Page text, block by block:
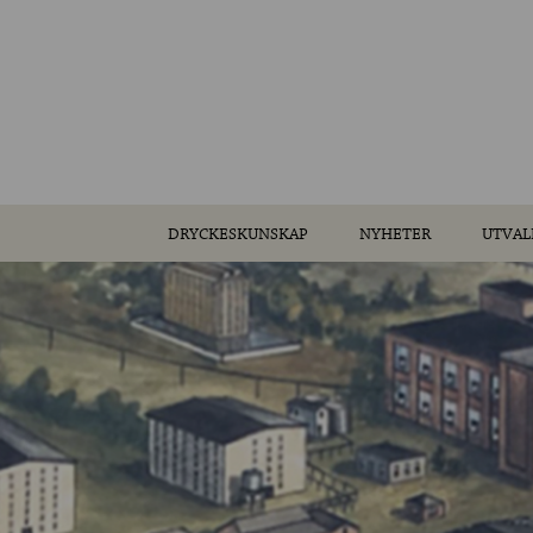
DRYCKESKUNSKAP NYHETER